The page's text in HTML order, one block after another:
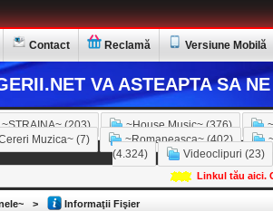
Contact Reclamă Versiune Mobilă
VA ASTEAPTA SA
(203) ~House Music~ (376)
Muzica~ (7) ~Romaneasca~ (402)
(4.324)
Videoclipuri (23)
Linkul tău aici.
> Informaţii Fişier